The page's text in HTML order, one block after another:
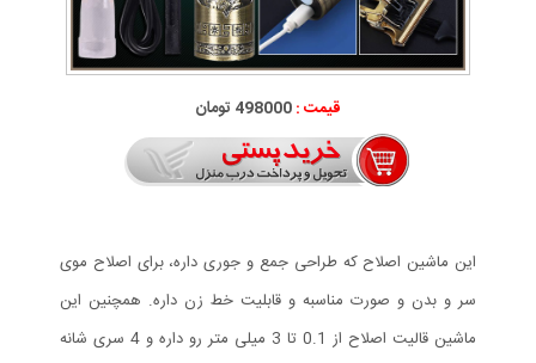
قیمت :498000 تومان
این ماشین اصلاح که طراحی جمع و جوری داره، برای اصلاح موی
سر و بدن و صورت مناسبه و قابلیت خط زن داره. همچنین این
ماشین قالیت اصلاح از 0.1 تا 3 میلی متر رو داره و 4 سری شانه